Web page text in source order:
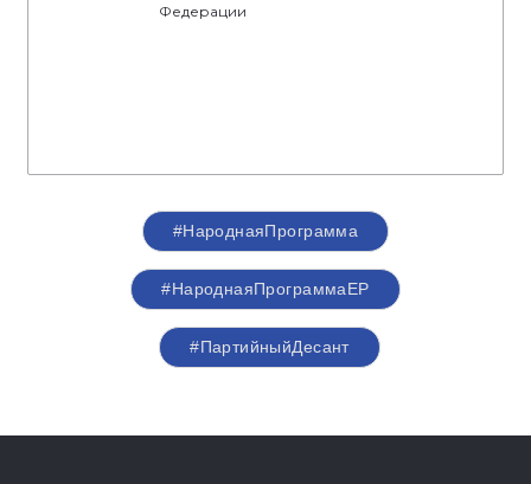
Федерации
#НароднаяПрограмма
#НароднаяПрограммаЕР
#ПартийныйДесант